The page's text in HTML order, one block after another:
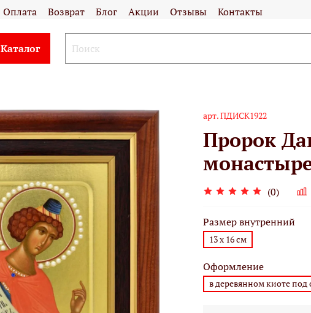
Оплата Возврат Блог Акции Отзывы Контакты
Каталог
арт.ПДИСК1922
Пророк
(0)
Размер внутренний
13 х 16 см
Оформление
в деревянном киоте под